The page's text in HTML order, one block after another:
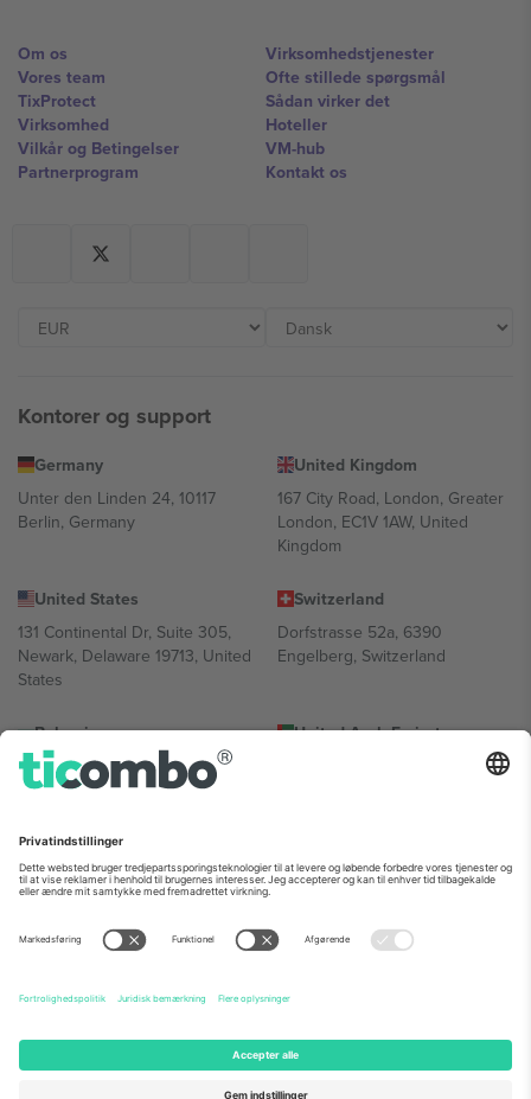
Om os
Vores team
TixProtect
Virksomhed
Vilkår og Betingelser
Partnerprogram
Virksomhedstjenester
Ofte stillede spørgsmål
Sådan virker det
Hoteller
VM-hub
Kontakt os
Kontorer og support
Germany
Unter den Linden 24, 10117
Berlin, Germany
United Kingdom
167 City Road, London, Greater
London, EC1V 1AW, United
Kingdom
United States
131 Continental Dr, Suite 305,
Newark, Delaware 19713, United
States
Switzerland
Dorfstrasse 52a, 6390
Engelberg, Switzerland
Bulgaria
Regus Sofia City West, bul
Totleben 53-55, 1606 Sofia,
United Arab Emirates
UAE Dubai Silicon Oasis, DDP
Mexico
Av Chapultepec 360, Roma
Norte, Cuauhtémoc, 06700
Ciudad de México, CDMX,
sted, begivenhed og/eller domæne. For detaljer se den specifikke
begivenhedsside, tryk og vilkår.,Virksomhed
Ticombo. Alle rettigheder forbeholdes.